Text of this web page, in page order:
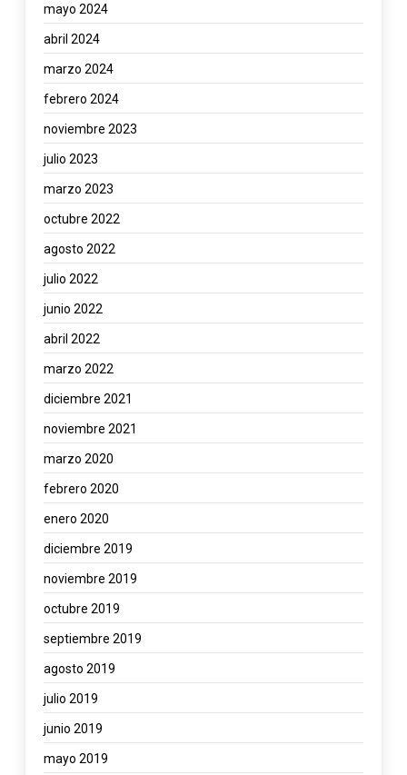
mayo 2024
abril 2024
marzo 2024
febrero 2024
noviembre 2023
julio 2023
marzo 2023
octubre 2022
agosto 2022
julio 2022
junio 2022
abril 2022
marzo 2022
diciembre 2021
noviembre 2021
marzo 2020
febrero 2020
enero 2020
diciembre 2019
noviembre 2019
octubre 2019
septiembre 2019
agosto 2019
julio 2019
junio 2019
mayo 2019